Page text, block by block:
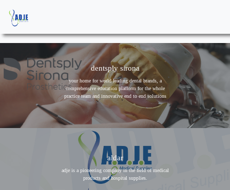
dentsply sirona
your home for world leading dental brands, a
comprehensive education platform for the whole
practice team and innovative end to end solutions
aldar
adje is a pioneering company in the field of medical
products and hospital supplies.